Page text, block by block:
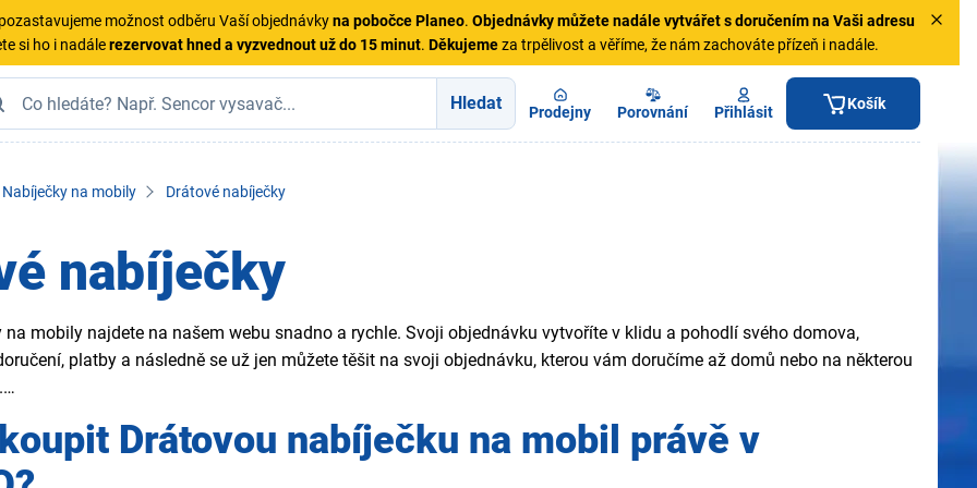
možnost odběru Vaší objednávkyna pobočce Planeo. Objednávkymůžete nadále vytvářet s doručením na Vaši adresu
si ho i nadálerezervovat hned a vyzvednout už do 15 minut. Děkujemeza trpělivost a věříme, že nám zachováte přízeň i nadále.
Hledat Prodejny Porovnání Přihlásit Košík
Nabíječky na mobily Drátové nabíječky
nabíječky
na mobily najdete na našem webu snadno a rychle. Svoji objednávku vytvoříte v klidu a pohodlí svého domova,
platby a následně se už jen můžete těšit na svoji objednávku, kterou vám doručíme až domů nebo na některou
Drátovou nabíječku na mobil právě v